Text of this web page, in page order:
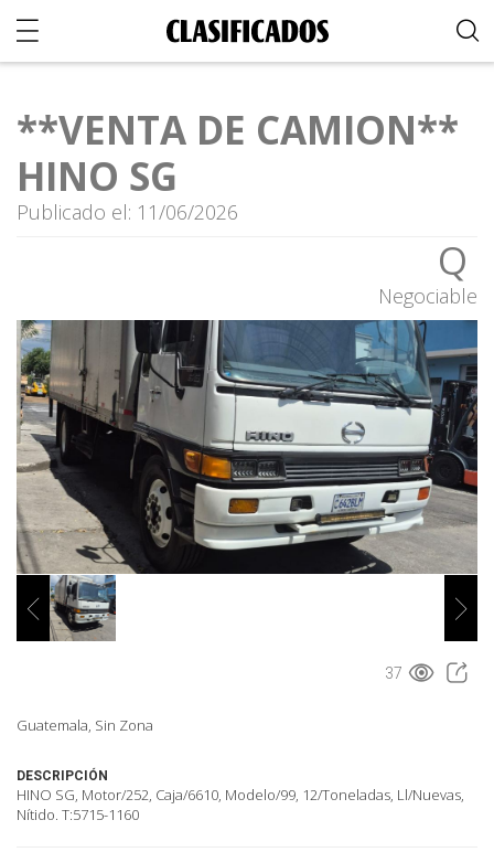
**VENTA DE CAMION**
HINO SG
Publicado el: 11/06/2026
Q
Negociable
37
Guatemala, Sin Zona
DESCRIPCIÓN
HINO SG, Motor/252, Caja/6610, Modelo/99, 12/Toneladas, Ll/Nuevas,
Nítido. T:5715-1160